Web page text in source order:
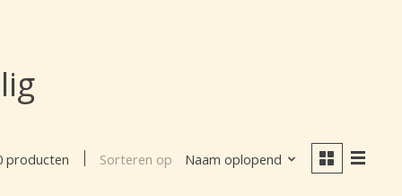
producten Sorteren op Naam oplopend